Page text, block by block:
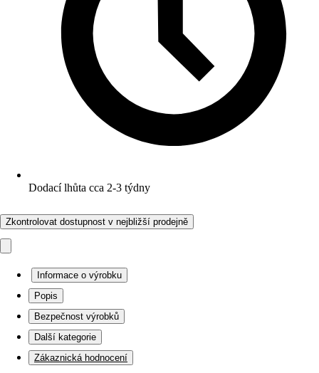
Dodací lhůta cca 2-3 týdny
Zkontrolovat dostupnost v nejbližší prodejně
Informace o výrobku
Popis
Bezpečnost výrobků
Další kategorie
Zákaznická hodnocení